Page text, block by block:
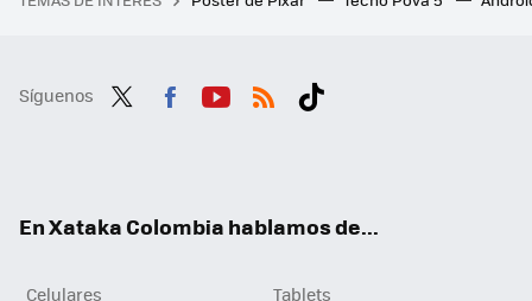
Síguenos
En Xataka Colombia hablamos de...
Celulares
Tablets